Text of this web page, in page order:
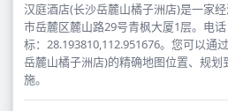
汉庭酒店(长沙岳麓山橘子洲店)是一家
市岳麓区麓山路29号青枫大厦1层。电
标：28.193810,112.951676。您可以通
岳麓山橘子洲店)的精确地图位置、规
施。